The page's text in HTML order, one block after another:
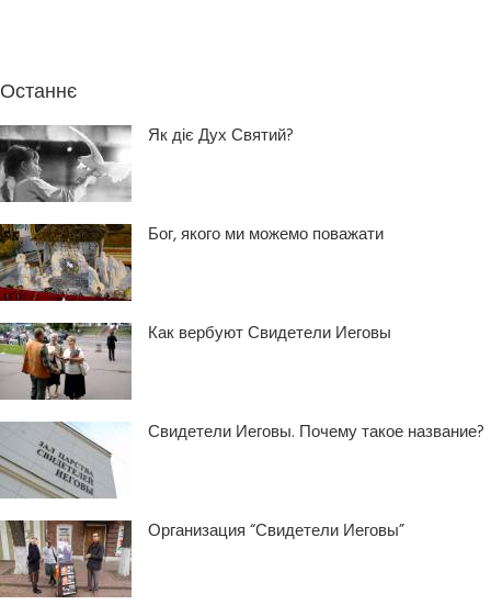
Останнє
Як діє Дух Святий?
Бог, якого ми можемо поважати
Как вербуют Свидетели Иеговы
Свидетели Иеговы. Почему такое название?
Организация “Свидетели Иеговы”